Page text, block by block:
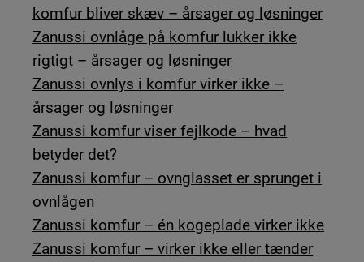
komfur bliver skæv – årsager og løsninger
Zanussi ovnlåge på komfur lukker ikke
rigtigt – årsager og løsninger
Zanussi ovnlys i komfur virker ikke –
årsager og løsninger
Zanussi komfur viser fejlkode – hvad
betyder det?
Zanussi komfur – ovnglasset er sprunget i
ovnlågen
Zanussi komfur – én kogeplade virker ikke
Zanussi komfur – virker ikke eller tænder